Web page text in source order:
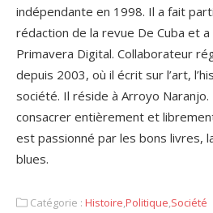
indépendante en 1998. Il a fait
rédaction de la revue De Cuba et
Primavera Digital. Collaborateur
depuis 2003, où il écrit sur l’art,
société. Il réside à Arroyo
consacrer entièrement et
est passionné par les bons livres,
blues.
Catégorie : Histoire,Politique,Société